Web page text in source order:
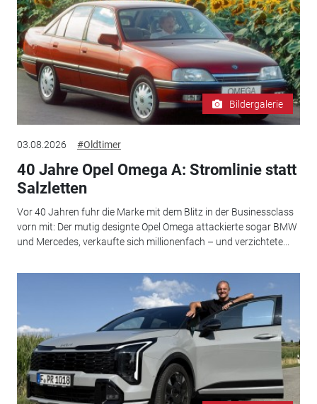
Bildergalerie
03.08.2026 #Oldtimer
40 Jahre Opel Omega A: Stromlinie statt
Salzletten
Vor 40 Jahren fuhr die Marke mit dem Blitz in der Businessclass
vorn mit: Der mutig designte Opel Omega attackierte sogar BMW
und Mercedes, verkaufte sich millionenfach – und verzichtete...